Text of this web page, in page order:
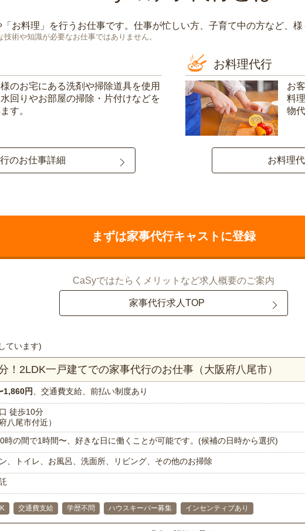
お料理 」を行うお仕事です。仕事が忙しい方、子育て中の方など、
術や知識が必要なお仕事ではありません。
のお宅にある洗剤や掃除道具を使用
水回りやお部屋の掃除・片付けなどを
す。
のお仕事詳細
お料理代行
お
料
物
お料理
まずは家事代行キャストに登録
CaSyではたらくメリットなど求人概要のご案内
家事代行求人TOP
ています)
！2LDK一戸建てでの家事代行のお仕事（大阪府八尾市）
1,860円 、交通費支給、前払い制度あり
徒歩10分
八尾市付近）
時の間で1時間〜、好きな日に働くことが可能です。(候補の日時から選択)
、トイレ、お風呂、洗面所、リビング、その他のお掃除
交通費支給 学歴不問 ハウスキーパー募集 インセンティブあり